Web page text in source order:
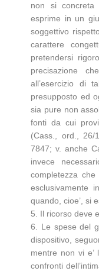
non si
esprime in un
soggettivo
carattere
pretendersi
precisazione
all’esercizio di
presupposto ed
sia pure non
fonti da cui
(Cass., ord., 26/
7847; v. anche
invece
completezza
esclusivamente
quando, cioe’, si
5. Il ricorso deve
6. Le spese del
dispositivo,
mentre non vi
confronti